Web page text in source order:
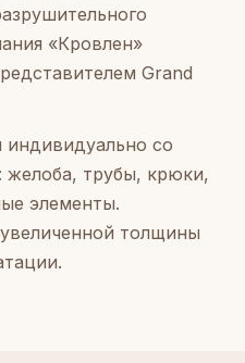
«Кровлен»
Grand
индивидуально со
трубы, крюки,
элементы.
толщины